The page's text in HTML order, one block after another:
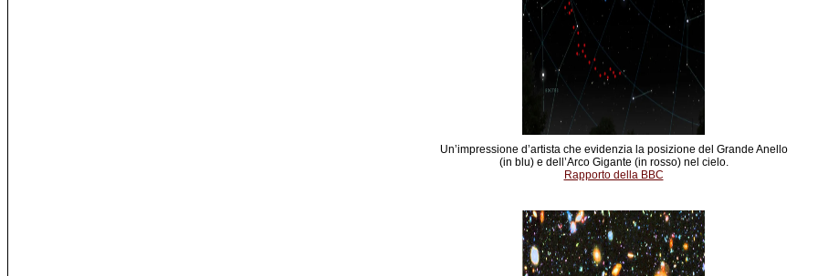
Un’impressione d’artista che evidenzia la posizione del Grande Anello
(in blu) e dell’Arco Gigante (in rosso) nel cielo.
Rapporto della BBC